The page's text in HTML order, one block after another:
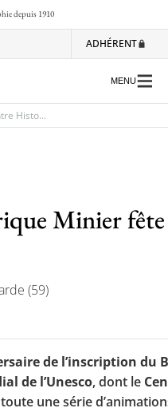
depuis 1910
ADHÉRENT
motions
de l’APHG
MENU
Histo...
Minier
(59)
de l’inscription du
de l’Unesco, dont le
une série